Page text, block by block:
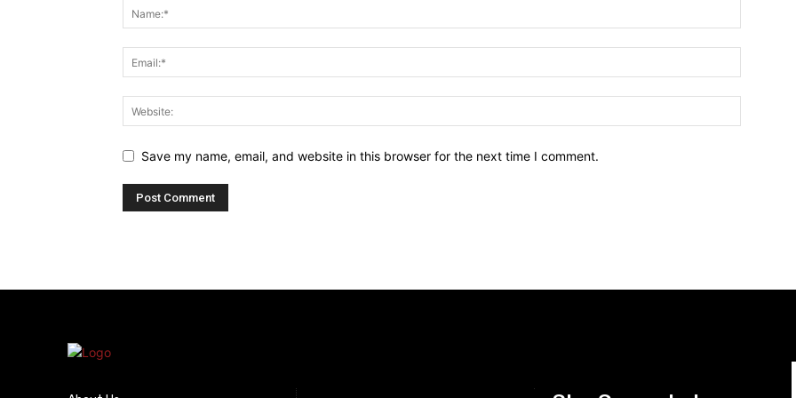
Save my name, email, and website in this browser for the next time I comment.